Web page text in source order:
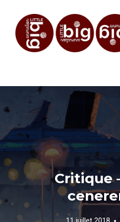
Critique